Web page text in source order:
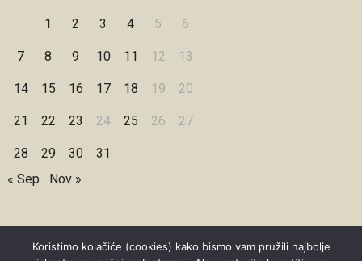
1 2 3 4 5 6
7 8 9 10 11 12 13
14 15 16 17 18 19 20
21 22 23 24 25 26 27
28 29 30
31
« Sep
Nov »
Koristimo kolačiće (cookies) kako bismo vam pružili najbolje